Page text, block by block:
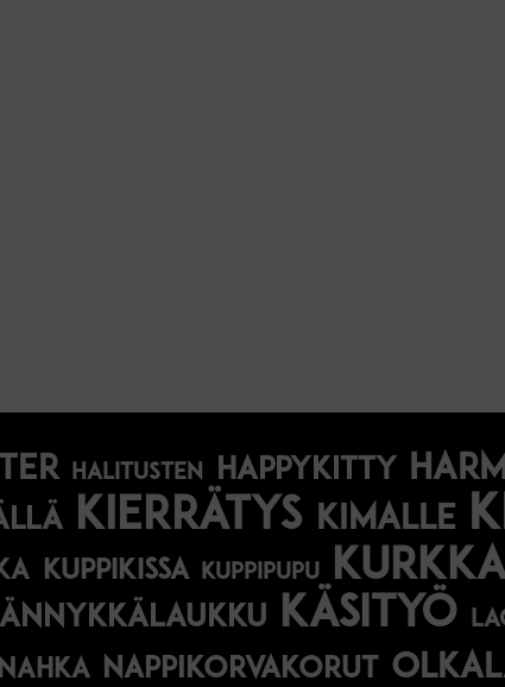
halitusten happykitty
kierrätys kimalle
kuppikissa kuppipupu
käsityö
nahka nappikorvakorut